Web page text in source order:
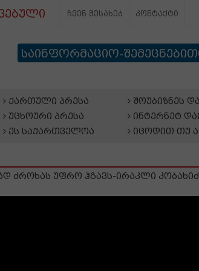
ჩვენ შესახებ კონტაქტი
საინფორმაციო-
ქართული პრესა
უცხოური პრესა
ეს საქართველოა
შოუბიზნეს
ინტერნეტ
იცოდით თუ
ძროხას უფრო ჰგავს-ირაკლი